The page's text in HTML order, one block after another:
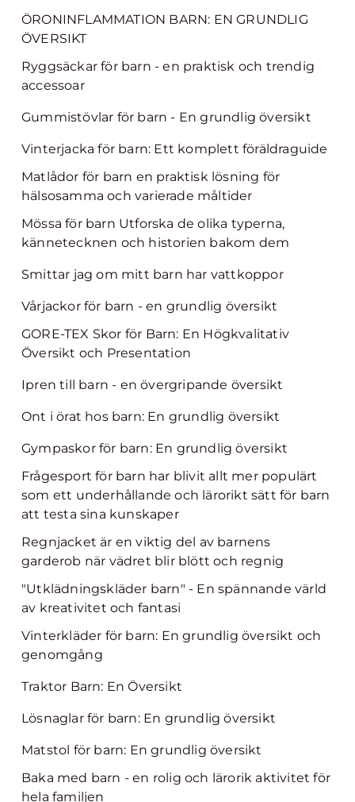
ÖRONINFLAMMATION BARN: EN GRUNDLIG
ÖVERSIKT
Ryggsäckar för barn - en praktisk och trendig
accessoar
Gummistövlar för barn - En grundlig översikt
Vinterjacka för barn: Ett komplett föräldraguide
Matlådor för barn en praktisk lösning för
hälsosamma och varierade måltider
Mössa för barn Utforska de olika typerna,
kännetecknen och historien bakom dem
Smittar jag om mitt barn har vattkoppor
Vårjackor för barn - en grundlig översikt
GORE-TEX Skor för Barn: En Högkvalitativ
Översikt och Presentation
Ipren till barn - en övergripande översikt
Ont i örat hos barn: En grundlig översikt
Gympaskor för barn: En grundlig översikt
Frågesport för barn har blivit allt mer populärt
som ett underhållande och lärorikt sätt för barn
att testa sina kunskaper
Regnjacket är en viktig del av barnens
garderob när vädret blir blött och regnig
"Utklädningskläder barn" - En spännande värld
av kreativitet och fantasi
Vinterkläder för barn: En grundlig översikt och
genomgång
Traktor Barn: En Översikt
Lösnaglar för barn: En grundlig översikt
Matstol för barn: En grundlig översikt
Baka med barn - en rolig och lärorik aktivitet för
hela familjen